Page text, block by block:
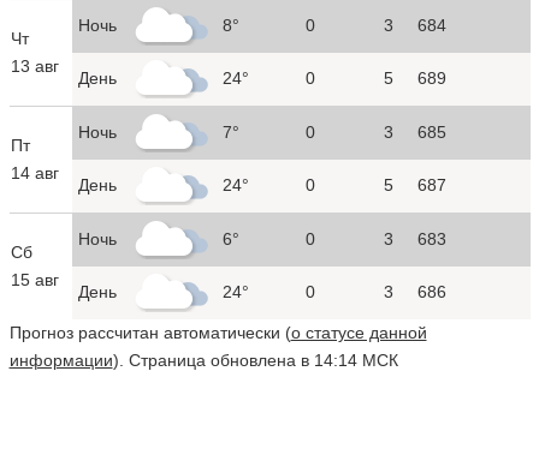
Чт
13 авг
Ночь 8° 0 3 684
День 24° 0 5 689
Пт
14 авг
Ночь 7° 0 3 685
День 24° 0 5 687
Сб
15 авг
Ночь 6° 0 3 683
День 24° 0 3 686
Прогноз рассчитан автоматически (о статусе данной
информации). Страница обновлена в 14:14 МСК